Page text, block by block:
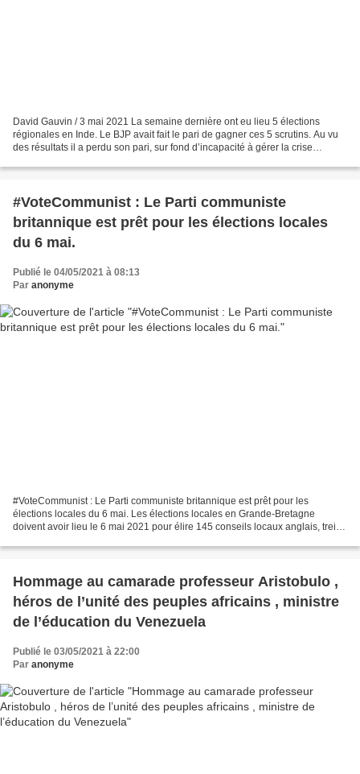
David Gauvin / 3 mai 2021 La semaine dernière ont eu lieu 5 élections
régionales en Inde. Le BJP avait fait le pari de gagner ces 5 scrutins. Au vu
des résultats il a perdu son pari, sur fond d’incapacité à gérer la crise
#VoteCommunist : Le Parti communiste
britannique est prêt pour les élections locales
du 6 mai.
Publié le 04/05/2021 à 08:13
Par anonyme
#VoteCommunist : Le Parti communiste britannique est prêt pour les
élections locales du 6 mai. Les élections locales en Grande-Bretagne
doivent avoir lieu le 6 mai 2021 pour élire 145 conseils locaux anglais, treize
Hommage au camarade professeur Aristobulo ,
héros de l’unité des peuples africains , ministre
de l’éducation du Venezuela
Publié le 03/05/2021 à 22:00
Par anonyme